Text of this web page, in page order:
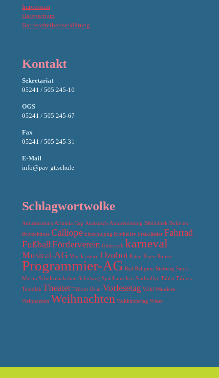
Impressum
Datenschutz
Barrierefreiheitserklärung
Kontakt
Sekretariat
05241 / 505 245-10
OGS
05241 / 505 245-67
Fax
05241 / 505 245-31
E-Mail
info@pav-gt.schule
Schlagwortwolke
Antirassismus Arminia Cup Austausch Autorenlesung Bibliothek Bolivien
Brotzeitdose Calliope Einschulung Ersthelfer Erstklässler Fahrrad
FußballFörderverein Gütersloh karneval
Musical-AG Musik ostern Ozobot Paten Pause Polizei
Programmier-AG Rad Religion Rietberg Sankt
Martin Schulsozialarbeit Schulweg Spielhäuschen Stadtrallye Tablet Tablets
Teutolab Theater Triktot Uslar Vorlesetag Wahl Wandern
Weihnachen Weihnachten Weltkindertag Wiese